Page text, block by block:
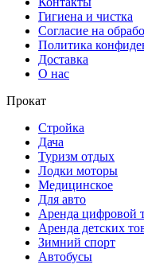
Гигиена и чистка
Согласие на
Политика
Доставка
О нас
Прокат
Стройка
Дача
Туризм отдых
Лодки моторы
Медицинское
Для авто
Аренда цифровой
Аренда детских
Зимний спорт
Автобусы